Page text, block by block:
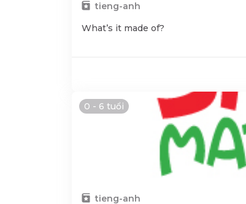
tieng-anh
What’s it made of?
0 - 6 tuổi
tieng-anh